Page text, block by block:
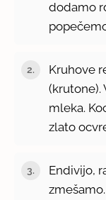
dodamo
Kruhove
(krutone).
mleka.
zlato
Endivijo,